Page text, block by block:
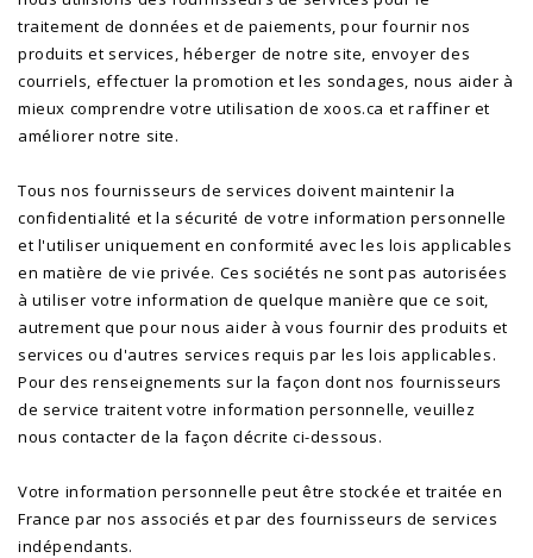
traitement de données et de paiements, pour fournir nos
produits et services, héberger de notre site, envoyer des
courriels, effectuer la promotion et les sondages, nous aider à
mieux comprendre votre utilisation de xoos.ca et raffiner et
améliorer notre site.
Tous nos fournisseurs de services doivent maintenir la
confidentialité et la sécurité de votre information personnelle
et l'utiliser uniquement en conformité avec les lois applicables
en matière de vie privée. Ces sociétés ne sont pas autorisées
à utiliser votre information de quelque manière que ce soit,
autrement que pour nous aider à vous fournir des produits et
services ou d'autres services requis par les lois applicables.
Pour des renseignements sur la façon dont nos fournisseurs
de service traitent votre information personnelle, veuillez
nous contacter de la façon décrite ci-dessous.
Votre information personnelle peut être stockée et traitée en
France par nos associés et par des fournisseurs de services
indépendants.